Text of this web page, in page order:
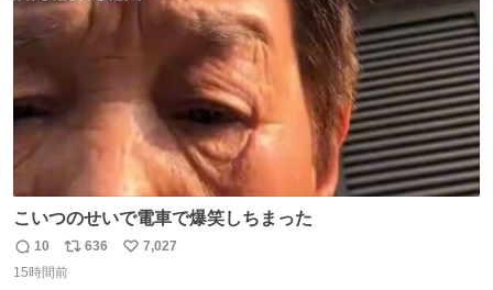
こいつのせいで電車で爆笑しちまった
返
信
10
リ
ポ
636
い
7,027
15時間前